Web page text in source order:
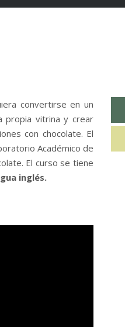
convertirse en un
propia vitrina y crear
con chocolate. El
Académico de
El curso se tiene
inglés.